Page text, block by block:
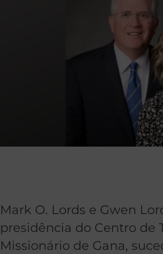
Mark O. Lords e Gwen
presidência do Centro de
Missionário de Gana,